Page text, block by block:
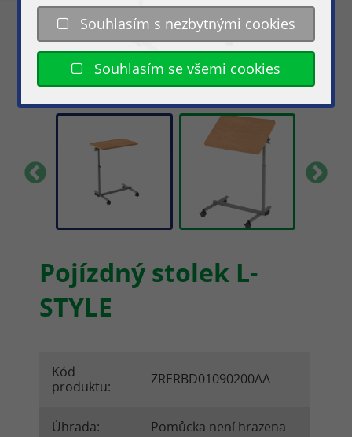
Souhlasím s nezbytnými cookies
Souhlasím se všemi cookies
Pojízdný stolek L-
STYLE
Kód
produktu:
ZRERBD01090200AA
Úhrada: Pomůcka není hrazena